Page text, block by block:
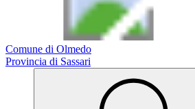
Comune di Olmedo
Provincia di Sassari